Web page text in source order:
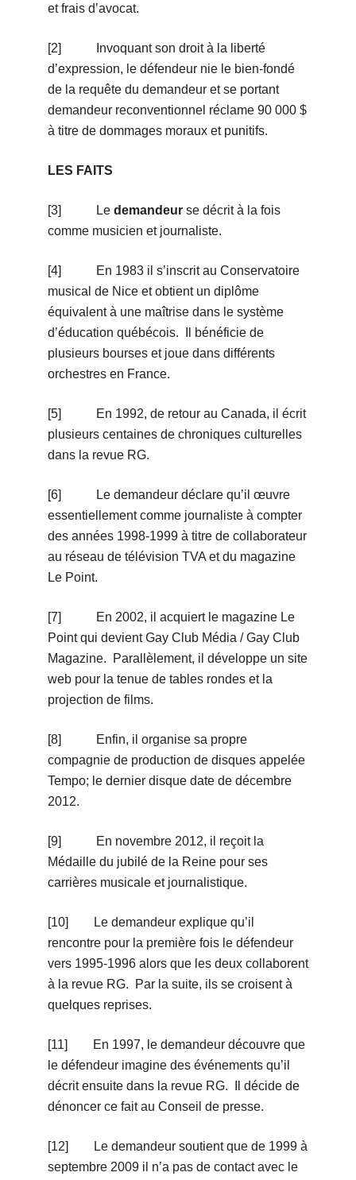
et frais d’avocat.
[2] Invoquant son droit à la liberté
d’expression, le défendeur nie le bien-fondé
de la requête du demandeur et se portant
demandeur reconventionnel réclame 90 000 $
à titre de dommages moraux et punitifs.
LES FAITS
[3] Le demandeurse décrit à la fois
comme musicien et journaliste.
[4] En 1983 il s’inscrit au Conservatoire
musical de Nice et obtient un diplôme
équivalent à une maîtrise dans le système
d’éducation québécois. Il bénéficie de
plusieurs bourses et joue dans différents
orchestres en France.
[5] En 1992, de retour au Canada, il écrit
plusieurs centaines de chroniques culturelles
dans la revue RG.
[6] Le demandeur déclare qu’il œuvre
essentiellement comme journaliste à compter
des années 1998-1999 à titre de collaborateur
au réseau de télévision TVA et du magazine
Le Point.
[7] En 2002, il acquiert le magazine Le
Point qui devient Gay Club Média / Gay Club
Magazine. Parallèlement, il développe un site
web pour la tenue de tables rondes et la
projection de films.
[8] Enfin, il organise sa propre
compagnie de production de disques appelée
Tempo; le dernier disque date de décembre
2012.
[9] En novembre 2012, il reçoit la
Médaille du jubilé de la Reine pour ses
carrières musicale et journalistique.
[10] Le demandeur explique qu’il
rencontre pour la première fois le défendeur
vers 1995-1996 alors que les deux collaborent
à la revue RG. Par la suite, ils se croisent à
quelques reprises.
[11] En 1997, le demandeur découvre que
le défendeur imagine des événements qu’il
décrit ensuite dans la revue RG. Il décide de
dénoncer ce fait au Conseil de presse.
[12] Le demandeur soutient que de 1999 à
septembre 2009 il n’a pas de contact avec le